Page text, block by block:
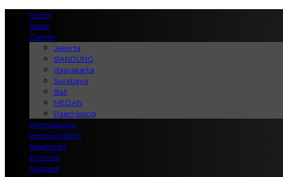
Home
Bisnis
Daerah
Jakarta
BANDUNG
Yogyakarta
Surabaya
Bali
MEDAN
Palembang
Internasional
Pemerintahan
Kesehatan
Kriminal
Nasional